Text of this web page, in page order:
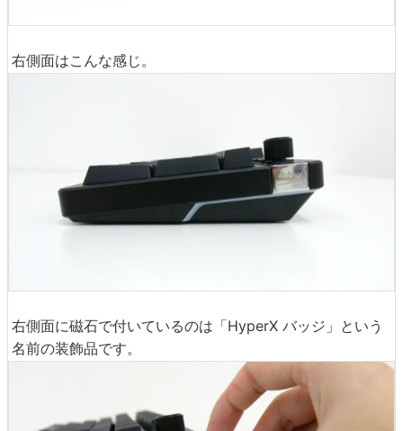
右側面はこんな感じ。
右側面に磁石で付いているのは「HyperX バッジ」という
名前の装飾品です。